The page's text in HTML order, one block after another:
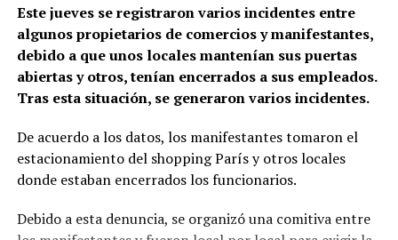
Este jueves se registraron varios incidentes entre
algunos propietarios de comercios y manifestantes,
debido a que unos locales mantenían sus puertas
abiertas y otros, tenían encerrados a sus empleados.
Tras esta situación, se generaron varios incidentes.
De acuerdo a los datos, los manifestantes tomaron el
estacionamiento del shopping París y otros locales
donde estaban encerrados los funcionarios.
Debido a esta denuncia, se organizó una comitiva entre